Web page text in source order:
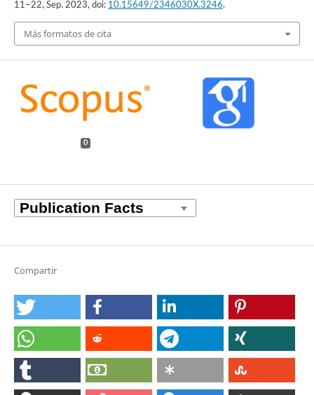
11–22, Sep. 2023, doi: 10.15649/2346030X.3246.
Más formatos de cita
0
Compartir